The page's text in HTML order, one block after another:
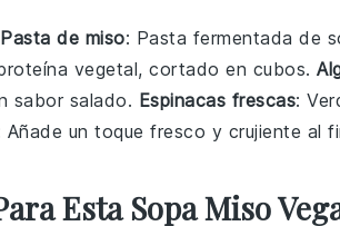
Pasta de miso: Pasta fermentada de
vegetal, cortado en cubos.
sabor salado. Espinacas frescas:
Añade un toque fresco y crujiente al
Esta Sopa Miso